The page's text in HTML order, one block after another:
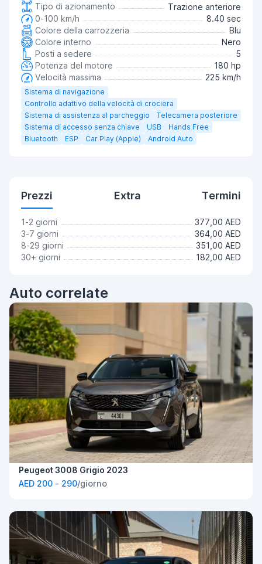
Tipo di azionamento
Trazione anteriore
0-100 km/h
8.40 sec
Colore della carrozzeria
Blu
Colore interno
Nero
Posti a sedere
5
Potenza del motore
180 hp
Velocità massima
225 km/h
Sistema di navigazione
Controllo adattivo della velocità di crociera
Sistema di assistenza al parcheggio
Telecamera posteriore
Sistema di accesso senza chiave
USB
Hands Free
Bluetooth
ESP Car Play (Apple) Android Auto
Prezzi Extra Termini
1-2 giorni
377,00 AED
3-7 giorni
364,00 AED
8-29 giorni
351,00 AED
30+ giorni
182,00 AED
Auto correlate
Peugeot 3008 Grigio 2023
AED 200 - 290/giorno